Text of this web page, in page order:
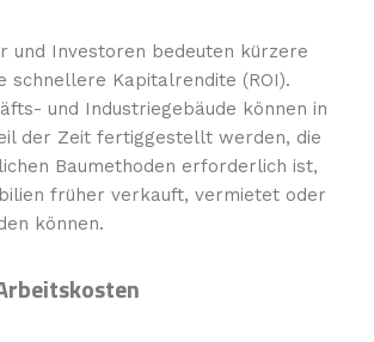
und Investoren bedeuten kürzere
schnellere Kapitalrendite (ROI).
und Industriegebäude können in
der Zeit fertiggestellt werden, die
Baumethoden erforderlich ist,
früher verkauft, vermietet oder
können.